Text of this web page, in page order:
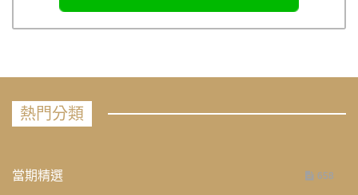
熱門分類
當期精選 658